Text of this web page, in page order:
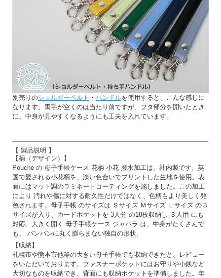
別売りのショルダーベルト ・ ハンドルを使用すると、こんな感じに
なります。両手が空くのは当たり前ですが、フタ部分を開いたとき
に、中身が見やすくなるようにも工夫を入れています。
【 製品説明 】
【柄（デザイン）】
Pouche の 母子手帳ケース 花柄 小花 撥水加工は、社内製です。英
国で愛される小花柄を、淡い色合いでプリントした生地を使用。表
面にはマット調のラミネートコーティングを施しました。この加工
により 汚れや傷に対する耐久性だけではなく、色柄もより美しく発
色されます。母子手帳 のサイズは Ｓサイズ Ｍサイズ Ｌサイズ の３
サイズが入り、カードポケットを 3人分 の18枚収納し ３人用 にも
対応。大きく開く 母子手帳ケース ジャバラ は、中身がたくさんで
も、 パンパンに丸く膨らまない独自の形状。
【収納】
札幌市や熊本市他等の大きい母子手帳でも収納できたと、レビュー
をいただいております。ファスナーポケットにはお守りや小銭など
大切なものを収納でき、背面にも収納ポケットを準備しました。年